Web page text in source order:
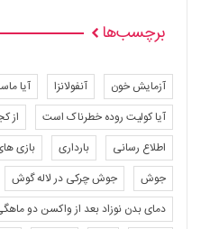
برچسب‌ها
آزمایش خون آنفولانزا
آیا
آیا کولیت روده خطرناک است
از
اطلاع رسانی
بارداری بازی
جوش
جوش چرکی در لاله گوش
دمای بدن نوزاد بعد از واکسن دو